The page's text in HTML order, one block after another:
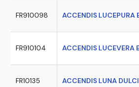
FR910098 ACCENDIS LUCEPURA
FR910104 ACCENDIS LUCEVERA
FR10135 ACCENDIS LUNA